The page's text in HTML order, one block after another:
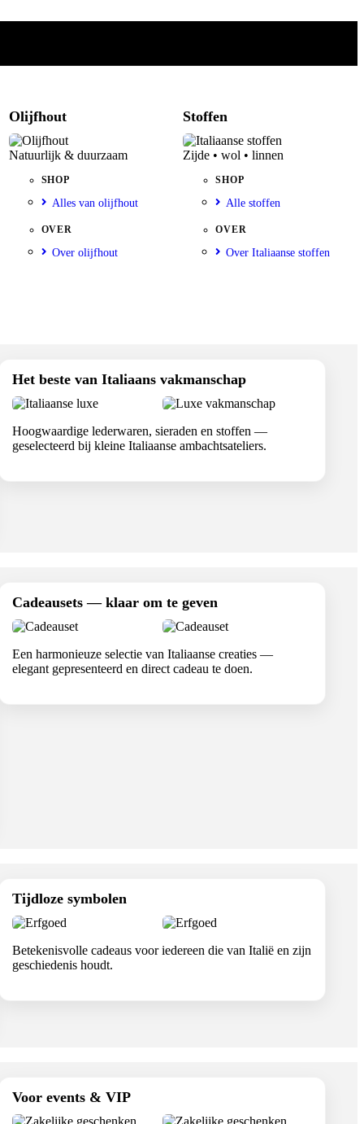
Olijfhout
Natuurlijk & duurzaam
SHOP
Alles van olijfhout
OVER
Over olijfhout
Stoffen
Zijde • wol • linnen
SHOP
Alle stoffen
OVER
Over Italiaanse stoffen
Het beste van Italiaans vakmanschap
Hoogwaardige lederwaren, sieraden en stoffen —
geselecteerd bij kleine Italiaanse ambachtsateliers.
Cadeausets — klaar om te geven
Een harmonieuze selectie van Italiaanse creaties —
elegant gepresenteerd en direct cadeau te doen.
Tijdloze symbolen
Betekenisvolle cadeaus voor iedereen die van Italië en zijn
geschiedenis houdt.
Voor events & VIP